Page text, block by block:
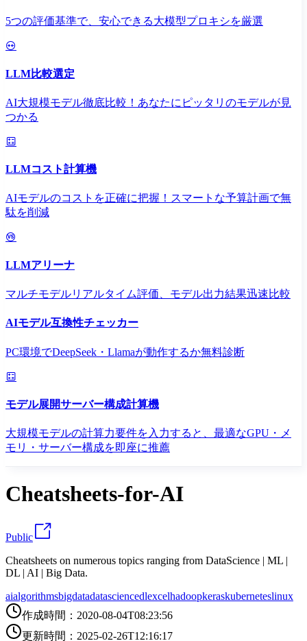
5つの評価基準で、安心できる大模型プロキシを厳選
LLM比較選定
AI大規模モデル徹底比較！あなたにピッタリのモデルが見
つかる
LLMコスト計算機
AIモデルのコストを正確に把握！スマートな予算計画で無
駄を削減
LLMアリーナ
マルチモデルリアルタイム評価、モデル出力結果迅速比較
AIモデル互換性チェッカー
PC環境でDeepSeek・Llamaが動作するか無料診断
モデル展開サーバー構成計算機
大規模モデルの計算力要件を入力すると、最適なGPU・メ
モリ・サーバー構成を即座に推薦
Cheatsheets-for-AI
Public
Cheatsheets on numerous topics ranging from DataScience | ML |
DL | AI | Big Data.
aialgorithmsbigdatadatasciencedlexcelhadoopkeraskuberneteslinux
作成時間 ： 2020-08-04T08:23:56
更新時間 ： 2025-02-26T12:16:17